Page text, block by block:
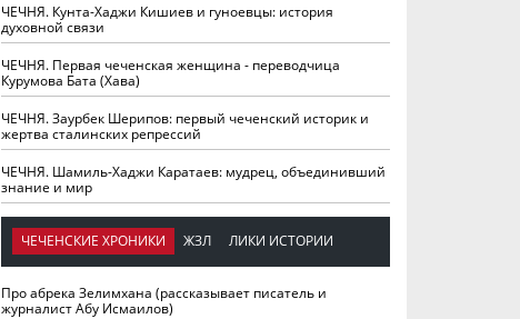
ЧЕЧНЯ. Кунта-Хаджи Кишиев и гуноевцы: история
духовной связи
ЧЕЧНЯ. Первая чеченская женщина - переводчица
Курумова Бата (Хава)
ЧЕЧНЯ. Заурбек Шерипов: первый чеченский историк и
жертва сталинских репрессий
ЧЕЧНЯ. Шамиль-Хаджи Каратаев: мудрец, объединивший
знание и мир
ЧЕЧЕНСКИЕ ХРОНИКИ ЖЗЛ ЛИКИ ИСТОРИИ
Про абрека Зелимхана (рассказывает писатель и
журналист Абу Исмаилов)